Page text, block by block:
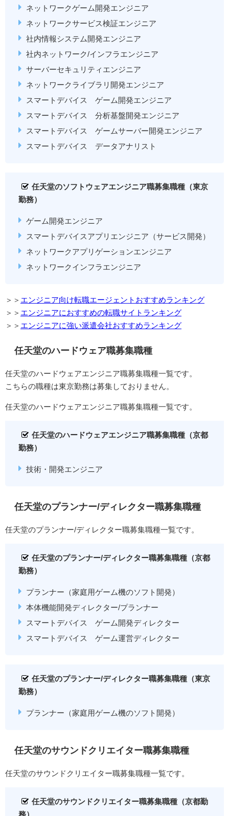
ネットワークゲーム開発エンジニア
ネットワークサービス検証エンジニア
社内情報システム開発エンジニア
社内ネットワーク/インフラエンジニア
サーバーセキュリティエンジニア
ネットワークライブラリ開発エンジニア
スマートデバイス ゲーム開発エンジニア
スマートデバイス 分析基盤開発エンジニア
スマートデバイス ゲームサーバー開発エンジニア
スマートデバイス データアナリスト
任天堂のソフトウェアエンジニア職募集職種（東京
勤務）
ゲーム開発エンジニア
スマートデバイスアプリエンジニア（サービス開発）
ネットワークアプリゲーションエンジニア
ネットワークインフラエンジニア
＞＞ エンジニア向け転職エージェントおすすめランキング
＞＞ エンジニアにおすすめの転職サイトランキング
＞＞ エンジニアに強い派遣会社おすすめランキング
任天堂のハードウェア職募集職種
任天堂のハードウェアエンジニア職募集職種一覧です。
こちらの職種は東京勤務は募集しておりません。
任天堂のハードウェアエンジニア職募集職種一覧です。
任天堂のハードウェアエンジニア職募集職種（京都
勤務）
技術・開発エンジニア
任天堂のプランナー/ディレクター職募集職種
任天堂のプランナー/ディレクター職募集職種一覧です。
任天堂のプランナー/ディレクター職募集職種（京都
勤務）
プランナー（家庭用ゲーム機のソフト開発）
本体機能開発ディレクター/プランナー
スマートデバイス ゲーム開発ディレクター
スマートデバイス ゲーム運営ディレクター
任天堂のプランナー/ディレクター職募集職種（東京
勤務）
プランナー（家庭用ゲーム機のソフト開発）
任天堂のサウンドクリエイター職募集職種
任天堂のサウンドクリエイター職募集職種一覧です。
任天堂のサウンドクリエイター職募集職種（京都勤
務）